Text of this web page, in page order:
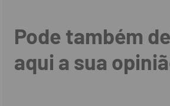
Pode também
aqui a sua